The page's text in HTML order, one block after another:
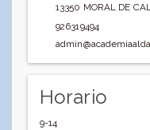
13350 MORAL DE
926319494
Horario
9-14